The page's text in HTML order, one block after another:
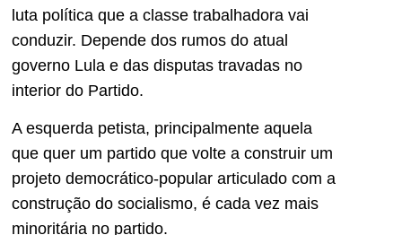
luta política que a classe trabalhadora vai
conduzir. Depende dos rumos do atual
governo Lula e das disputas travadas no
interior do Partido.
A esquerda petista, principalmente aquela
que quer um partido que volte a construir um
projeto democrático-popular articulado com a
construção do socialismo, é cada vez mais
minoritária no partido.